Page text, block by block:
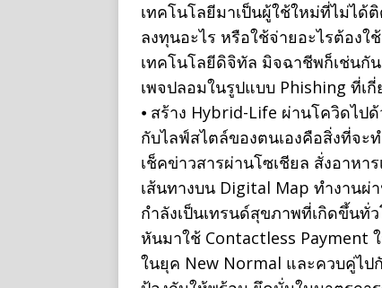
เทคโนโลยีมาเป็นผู้ใช้ใหม่ที่ไม่ได้
ลงทุนอะไร หรือใช้จ่ายอะไรต้องใ
เทคโนโลยีดิจิทัล มิจฉาชีพก็เช่นกั
เพจปลอมในรูปแบบ Phishing ที่เ
⦁ สร้าง Hybrid-Life ผ่านโควิดไป
กับไลฟ์สไตล์ของตนเองคือสิ่งที่จ
เช็คข่าวสารผ่านโซเชียล สั่งอาหา
เส้นทางบน Digital Map ทำงานผ่
กำลังเป็นเทรนด์สุขภาพที่เกิดขึ้นทั่
หันมาใช้ Contactless Payment
ในยุค New Normal และควบคู่ไป